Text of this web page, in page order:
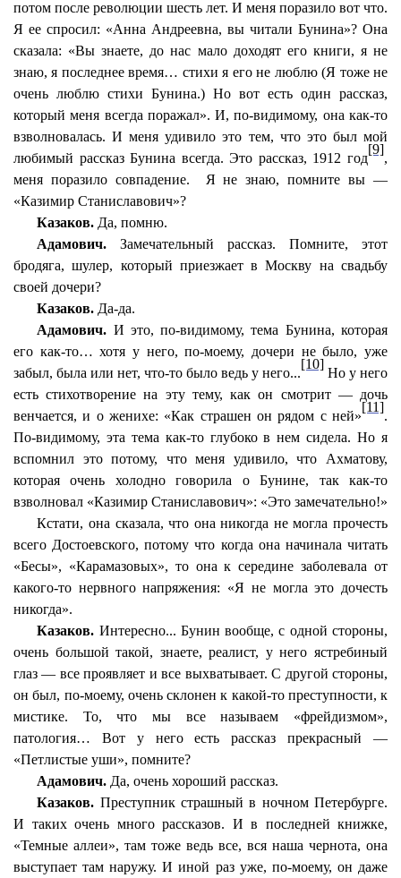
потом после революции шесть лет. И меня поразило вот что.
Я ее спросил: «Анна Андреевна, вы читали Бунина»? Она
сказала: «Вы знаете, до нас мало доходят его книги, я не
знаю, я последнее время… стихи я его не люблю (Я тоже не
очень люблю стихи Бунина.) Но вот есть один рассказ,
который меня всегда поражал». И, по-видимому, она как-то
взволновалась. И меня удивило это тем, что это был мой
любимый рассказ Бунина всегда. Это рассказ, 1912 год
[9]
,
меня поразило совпадение.
Я не знаю, помните вы —
«Казимир Станиславович»?
Казаков. Да, помню.
Адамович. Замечательный рассказ. Помните, этот
бродяга, шулер, который приезжает в Москву на свадьбу
своей дочери?
Казаков. Да-да.
Адамович. И это, по-видимому, тема Бунина, которая
его как-то… хотя у него, по-моему, дочери не было, уже
забыл, была или нет, что-то было ведь у него...
[10]
Но у него
есть стихотворение на эту тему, как он смотрит — дочь
венчается, и о женихе: «Как страшен он рядом с ней»
[11]
.
По-видимому, эта тема как-то глубоко в нем сидела. Но я
вспомнил это потому, что меня удивило, что Ахматову,
которая очень холодно говорила о Бунине, так как-то
взволновал «Казимир Станиславович»: «Это замечательно!»
Кстати, она сказала, что она никогда не могла прочесть
всего Достоевского, потому что когда она начинала читать
«Бесы», «Карамазовых», то она к середине заболевала от
какого-то нервного напряжения: «Я не могла это дочесть
никогда».
Казаков. Интересно... Бунин вообще, с одной стороны,
очень большой такой, знаете, реалист, у него ястребиный
глаз — все проявляет и все выхватывает. С другой стороны,
он был, по-моему, очень склонен к какой-то преступности, к
мистике. То, что мы все называем «фрейдизмом»,
патология… Вот у него есть рассказ прекрасный —
«Петлистые уши», помните?
Адамович. Да, очень хороший рассказ.
Казаков. Преступник страшный в ночном Петербурге.
И таких очень много рассказов. И в последней книжке,
«Темные аллеи», там тоже ведь все, вся наша чернота, она
выступает там наружу. И иной раз уже, по-моему, он даже